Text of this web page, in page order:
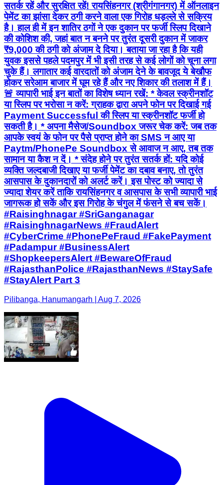
सतर्क रहें और सुरक्षित रहें! रायसिंहनगर (श्रीगंगानगर) में ऑनलाइन
पेमेंट का झांसा देकर ठगी करने वाला एक गिरोह धड़ल्ले से सक्रिय
है। हाल ही में इन शातिर ठगों ने एक दुकान पर फर्जी स्लिप दिखाने
की कोशिश की, जहां बात न बनने पर तुरंत दूसरी दुकान में जाकर
₹9,000 की ठगी को अंजाम दे दिया। बताया जा रहा है कि यही
युवक इससे पहले पदमपुर में भी इसी तरह से कई लोगों को चूना लगा
चुके हैं। लगातार कई वारदातों को अंजाम देने के बावजूद ये बेखौफ
होकर सरेआम बाजार में घूम रहे हैं और नए शिकार की तलाश में हैं।
🚨 व्यापारी भाई इन बातों का विशेष ध्यान रखें: * केवल स्क्रीनशॉट
या स्लिप पर भरोसा न करें: ग्राहक द्वारा अपने फोन पर दिखाई गई
Payment Successful की स्लिप या स्क्रीनशॉट फर्जी हो
सकती है। * अपना मैसेज/Soundbox जरूर चेक करें: जब तक
आपके स्वयं के फोन पर पैसे प्राप्त होने का SMS न आए या
Paytm/PhonePe Soundbox से आवाज न आए, तब तक
सामान या कैश न दें। * संदेह होने पर तुरंत सतर्क हों: यदि कोई
व्यक्ति जल्दबाजी दिखाए या फर्जी पेमेंट का दबाव बनाए, तो तुरंत
आसपास के दुकानदारों को अलर्ट करें। इस पोस्ट को ज्यादा से
ज्यादा शेयर करें ताकि रायसिंहनगर व आसपास के सभी व्यापारी भाई
जागरूक हो सकें और इस गिरोह के चंगुल में फंसने से बच सकें।
#Raisinghnagar #SriGanganagar
#RaisinghnagarNews #FraudAlert
#CyberCrime #PhonePeFraud #FakePayment
#Padampur #BusinessAlert
#ShopkeepersAlert #BewareOfFraud
#RajasthanPolice #RajasthanNews #StaySafe
#StayAlert Part 3
Pilibanga, Hanumangarh | Aug 7, 2026